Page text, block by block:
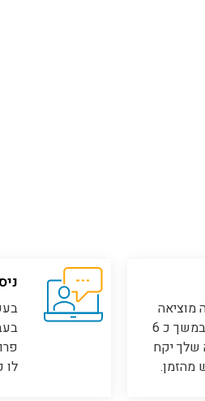
מוציאה
קצב של כ 40 שיחות בשעה במשך כ 6
שלך יקח
מהזמן.
לו